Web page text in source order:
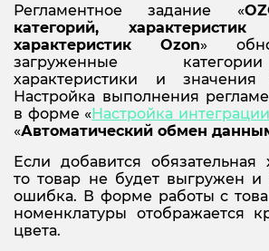
Регламентное задание «
категорий,
характеристикOzon»
загруженные
характеристики и значения
Настройка выполнения
в форме «Настройка
«Автоматический обмен
Если добавится обязательная
то товар не будет выгружен и
ошибка. В форме работы с
номенклатуры отображается
цвета.